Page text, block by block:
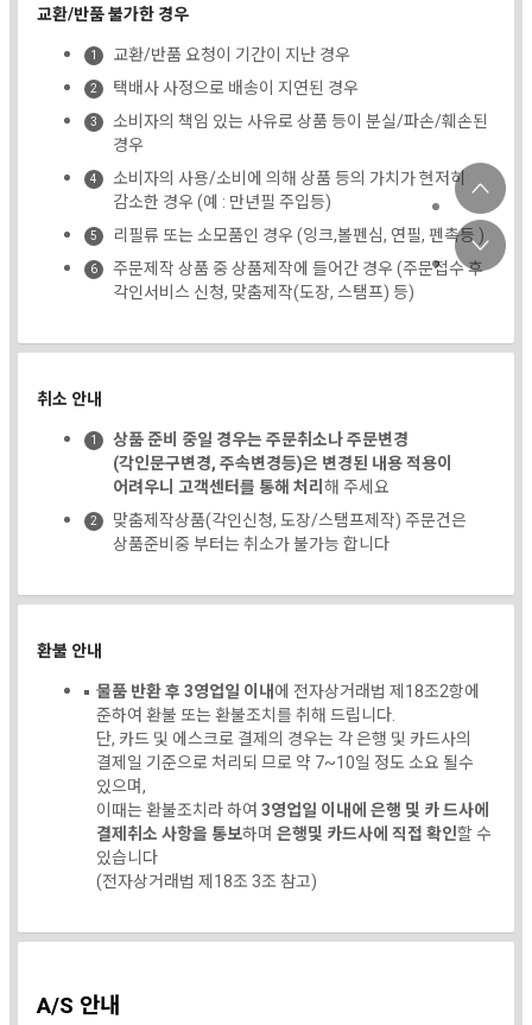
교환/반품 불가한 경우
교환/반품 요청이 기간이 지난 경우
택배사 사정으로 배송이 지연된 경우
소비자의 책임 있는 사유로 상품 등이 분실/파손/훼손된
경우
소비자의 사용/소비에 의해 상품 등의 가치가 현저히
감소한 경우 (예 : 만년필 주입등)
리필류 또는 소모품인 경우 (잉크,볼펜심, 연필, 펜촉등 )
주문제작 상품 중 상품제작에 들어간 경우 (주문접수 후
각인서비스 신청, 맞춤제작(도장, 스탬프) 등)
취소 안내
상품 준비 중일 경우는 주문취소나 주문변경
(각인문구변경, 주속변경등)은 변경된 내용 적용이
어려우니 고객센터를 통해 처리해 주세요
맞춤제작상품(각인신청, 도장/스탬프제작) 주문건은
상품준비중 부터는 취소가 불가능 합니다
환불 안내
물품 반환 후 3영업일 이내에 전자상거래법 제18조2항에
준하여 환불 또는 환불조치를 취해 드립니다.
단, 카드 및 에스크로 결제의 경우는 각 은행 및 카드사의
결제일 기준으로 처리되 므로 약 7~10일 정도 소요 될수
있으며,
이때는 환불조치라 하여3영업일 이내에 은행 및 카 드사에
결제취소 사항을 통보하며 은행및 카드사에 직접 확인할 수
있습니다
(전자상거래법 제18조 3조 참고)
A/S 안내